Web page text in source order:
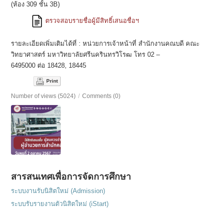
(ห้อง 309 ชั้น 3B)
ตรวจสอบรายชื่อผู้มีสิทธิ์เสนอชื่อฯ
รายละเอียดเพิ่มเติมได้ที่ : หน่วยการเจ้าหน้าที่ สำนักงานคณบดี คณะ
วิทยาศาสตร์ มหาวิทยาลัยศรีนครินทรวิโรฒ โทร 02 –
6495000 ต่อ 18428, 18445
Print
Number of views (5024) / Comments (0)
สารสนเทศเพื่อการจัดการศึกษา
ระบบงานรับนิสิตใหม่ (Admission)
ระบบรับรายงานตัวนิสิตใหม่ (iStart)